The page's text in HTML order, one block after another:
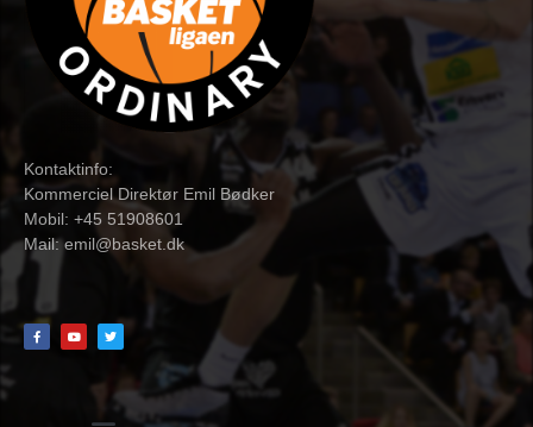
Kontaktinfo:
Kommerciel Direktør Emil Bødker
Mobil: +45 51908601
Mail:emil@basket.dk